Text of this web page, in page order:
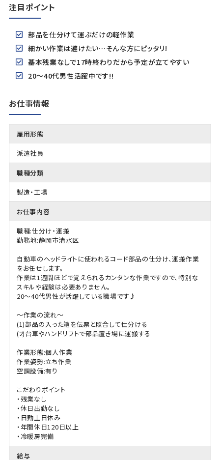
注目ポイント
部品を仕分けて運ぶだけの軽作業
細かい作業は避けたい…そんな方にピッタリ!
基本残業なしで17時終わりだから予定が立てやすい
20～40代男性活躍中です!!
お仕事情報
雇用形態
派遣社員
職種分類
製造・工場
お仕事内容
職種:仕分け・運搬
勤務地:静岡市清水区
自動車のヘッドライトに使われるコード部品の仕分け、運搬作業
をお任せします。
作業は1週間ほどで覚えられるカンタンな作業ですので、特別な
スキルや経験は必要ありません。
20～40代男性が活躍している職場です♪
～作業の流れ～
(1)部品の入った箱を伝票と照合して仕分ける
(2)台車やハンドリフトで部品置き場に運搬する
作業形態:個人作業
作業姿勢:立ち作業
空調設備:有り
こだわりポイント
・残業なし
・休日出勤なし
・日勤土日休み
・年間休日120日以上
・冷暖房完備
給与